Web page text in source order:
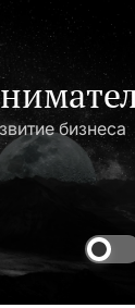
бизнеса